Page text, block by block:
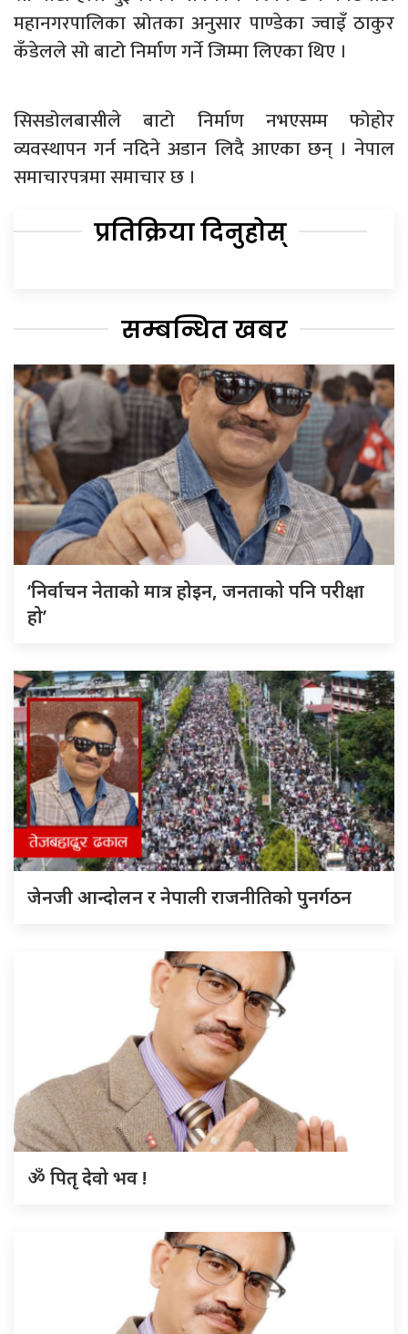
महानगरपालिका स्रोतका अनुसार पाण्डेका ज्वाइँ ठाकुर
कँडेलले सो बाटो निर्माण गर्ने जिम्मा लिएका थिए ।
सिसडोलबासीले बाटो निर्माण नभएसम्म फोहोर
व्यवस्थापन गर्न नदिने अडान लिदै आएका छन् । नेपाल
समाचारपत्रमा समाचार छ ।
प्रतिक्रिया दिनुहोस्
सम्बन्धित खबर
‘निर्वाचन नेताको मात्र होइन, जनताको पनि परीक्षा
हो’
जेनजी आन्दोलन र नेपाली राजनीतिको पुनर्गठन
ॐ पितृ देवो भव !